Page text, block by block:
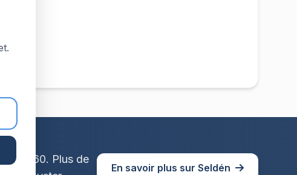
1960. Plus de
En savoir plus sur Seldén